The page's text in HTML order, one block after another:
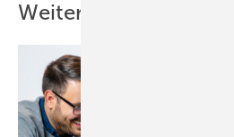
Weitere Inhalte